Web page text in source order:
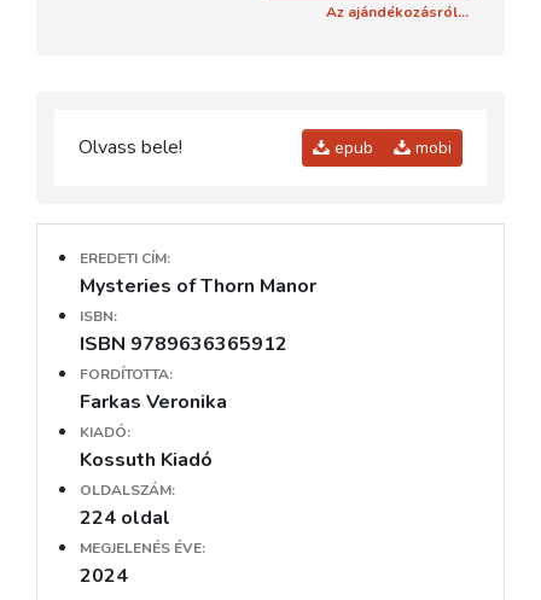
Az ajándékozásról...
Olvass bele! epub mobi
EREDETI CÍM:
Mysteries of Thorn Manor
ISBN:
ISBN 9789636365912
FORDÍTOTTA:
Farkas Veronika
KIADÓ:
Kossuth Kiadó
OLDALSZÁM:
224 oldal
MEGJELENÉS ÉVE:
2024